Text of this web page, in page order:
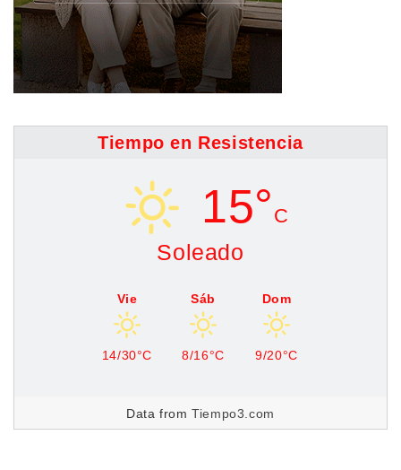
Tiempo en Resistencia
15° C
Soleado
Vie
14/30°C
Sáb
8/16°C
Dom
9/20°C
Data fromTiempo3.com